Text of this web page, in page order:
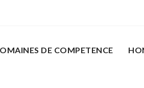
DE COMPETENCE